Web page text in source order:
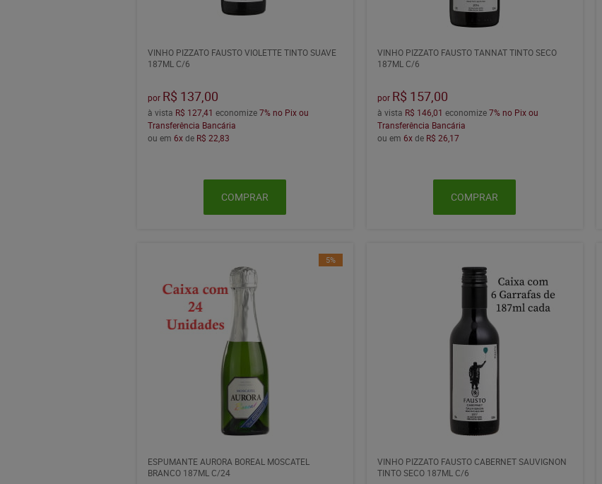
VINHO PIZZATO FAUSTO VIOLETTE TINTO SUAVE
187ML C/6
por R$ 137,00
à vista R$ 127,41 economize7% no Pix ou
Transferência Bancária
ou em 6xde R$ 22,83
COMPRAR
VINHO PIZZATO FAUSTO TANNAT TINTO SECO
187ML C/6
por R$ 157,00
à vista R$ 146,01 economize7% no Pix ou
Transferência Bancária
ou em6xde R$ 26,17
COMPRAR
5%
ESPUMANTE AURORA BOREAL MOSCATEL
BRANCO 187ML C/24
VINHO PIZZATO FAUSTO CABERNET SAUVIGNON
TINTO SECO 187ML C/6